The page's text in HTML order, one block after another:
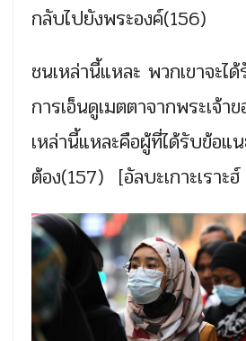
กลับไปยังพระองค์(156)
ชนเหล่านี้แหละ พวกเขาจะไ
การเอ็นดูเมตตาจากพระเจ้า
เหล่านี้แหละคือผู้ที่ได้รับข้อแ
ต้อง(157) [อัลบะเกาะเราะ